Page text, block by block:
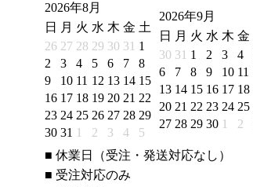
2026年8月
日
月 火 水 木 金 土
26 27 28 29 30 31 1
2
3 4 5 6 7
8
9
10 11 12 13 14 15
16 17 18 19 20 21 22
23 24 25 26 27 28 29
30 31 1 2 3 4 5
2026年9月
日
月 火 水 木 金
30 31 1 2 3 4
6
7 8 9 10 11
13 14 15 16 17 18
20 21 22 23 24 25
27 28 29 30 1 2
■ 休業日（受注・発送対応なし）
■ 受注対応のみ